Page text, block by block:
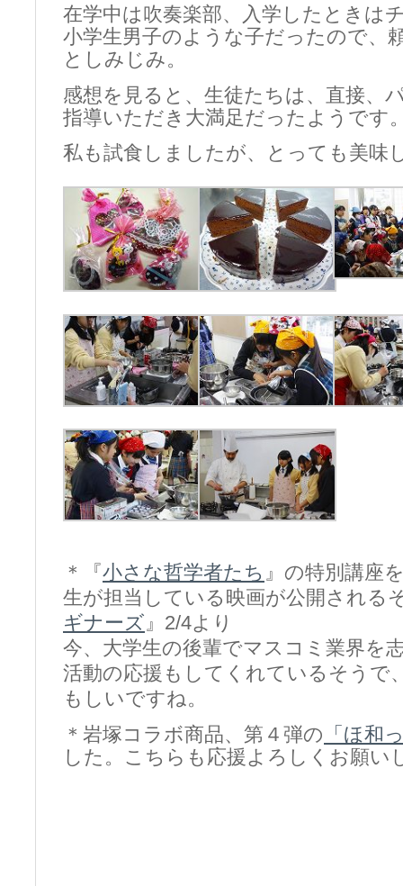
在学中は吹奏楽部、入学したときは
小学生男子のような子だったので、
としみじみ。
感想を見ると、生徒たちは、直接、
指導いただき大満足だったようです
私も試食しましたが、とっても美味
＊『小さな哲学者たち 』の特別講座
生が担当している映画が公開される
ギナーズ 』2/4より
今、大学生の後輩でマスコミ業界を
活動の応援もしてくれているそうで
もしいですね。
＊岩塚コラボ商品、第４弾の 「ほ和
した。こちらも応援よろしくお願い